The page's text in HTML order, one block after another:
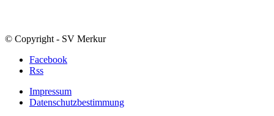
© Copyright - SV Merkur
Facebook
Rss
Impressum
Datenschutzbestimmung